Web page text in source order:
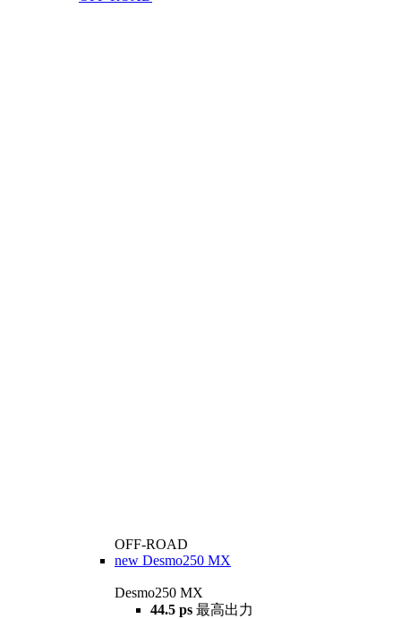
OFF-ROAD
new Desmo250 MX
Desmo250 MX
44.5 ps 最高出力